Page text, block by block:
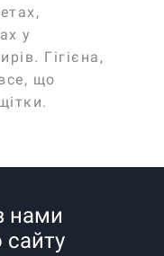
у
Гігієна,
що
нами
сайту